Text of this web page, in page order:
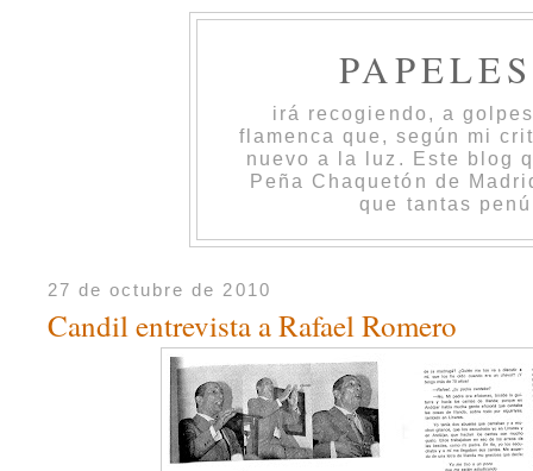
irá recogiendo, a
flamenca que, según mi
nuevo a la luz. Este blog
Peña Chaquetón de
que tantas
27 de octubre de 2010
Candil entrevista a Rafael Romero